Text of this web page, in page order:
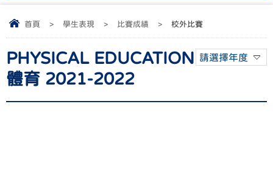
首頁 > 學生表現 > 比賽成績 > 校外比賽
請選擇年度
PHYSICAL EDUCATION
體育 2021-2022